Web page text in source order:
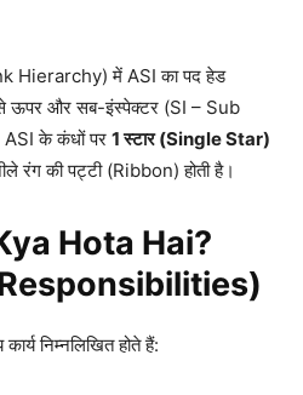
Hierarchy) में ASI का पद हेड
और सब-इंस्पेक्टर (SI – Sub
ASI के कंधों पर 1 स्टार (Single Star)
रंग की पट्टी (Ribbon) होती है।
Hota Hai?
निम्नलिखित होते हैं: